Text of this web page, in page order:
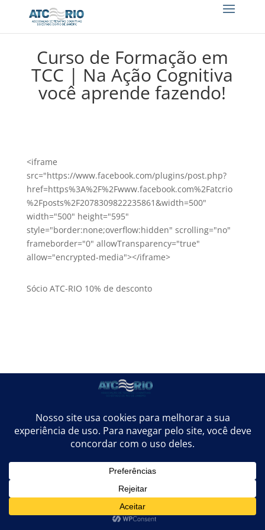
Curso de Formação em
TCC | Na Ação Cognitiva
você aprende fazendo!
<iframe
src="https://www.facebook.com/plugins/post.php?
href=https%3A%2F%2Fwww.facebook.com%2Fatcrio
%2Fposts%2F2078309822235861&width=500"
width="500" height="595"
style="border:none;overflow:hidden" scrolling="no"
frameborder="0" allowTransparency="true"
allow="encrypted-media"></iframe>
Sócio ATC-RIO 10% de desconto
Orgulhosamente desenvolvido por
2026